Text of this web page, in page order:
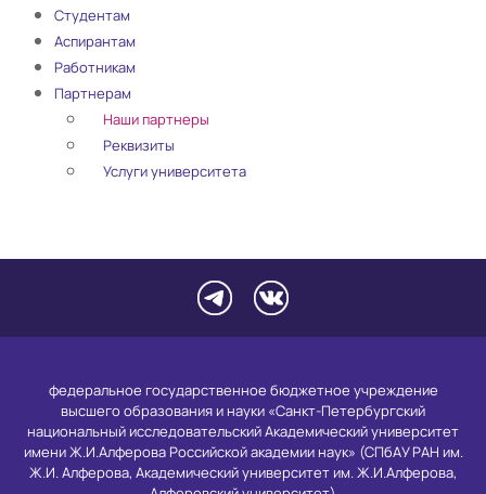
Студентам
Аспирантам
Работникам
Партнерам
Наши партнеры
Реквизиты
Услуги университета
федеральное государственное бюджетное учреждение
высшего образования и науки «Санкт-Петербургский
национальный исследовательский Академический университет
имени Ж.И.Алферова Российской академии наук» (СПбАУ РАН им.
Ж.И. Алферова, Академический университет им. Ж.И.Алферова,